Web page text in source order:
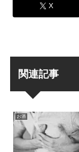
X
関連記事
お酒